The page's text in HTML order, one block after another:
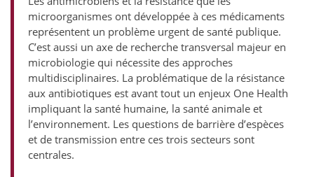
microorganismes ont développée à ces médicaments
représentent un problème urgent de santé publique.
C’est aussi un axe de recherche transversal majeur en
microbiologie qui nécessite des approches
multidisciplinaires. La problématique de la résistance
aux antibiotiques est avant tout un enjeux One Health
impliquant la santé humaine, la santé animale et
l’environnement. Les questions de barrière d’espèces
et de transmission entre ces trois secteurs sont
centrales.